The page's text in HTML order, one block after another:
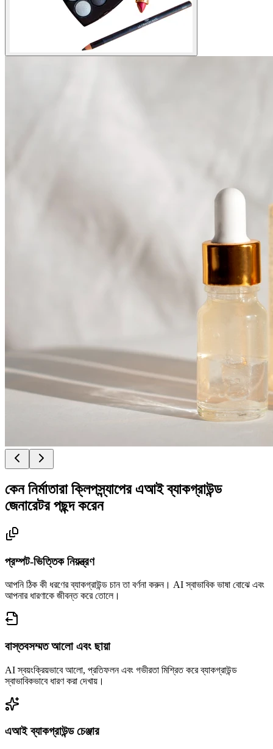
কেন নির্মাতারা ক্লিপস্ন্যাপের এআই ব্যাকগ্রাউন্ড
জেনারেটর পছন্দ করেন
প্রম্পট-ভিত্তিক নিয়ন্ত্রণ
আপনি ঠিক কী ধরণের ব্যাকগ্রাউন্ড চান তা বর্ণনা করুন। AI স্বাভাবিক ভাষা বোঝে এবং
আপনার ধারণাকে জীবন্ত করে তোলে।
বাস্তবসম্মত আলো এবং ছায়া
AI স্বয়ংক্রিয়ভাবে আলো, প্রতিফলন এবং গভীরতা মিশ্রিত করে ব্যাকগ্রাউন্ড
স্বাভাবিকভাবে ধারণ করা দেখায়।
এআই ব্যাকগ্রাউন্ড চেঞ্জার